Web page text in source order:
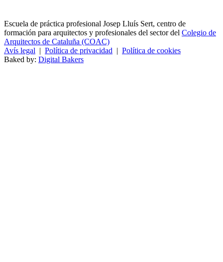
Escuela de práctica profesional Josep Lluís Sert, centro de
formación para arquitectos y profesionales del sector del Colegio de
Arquitectos de Cataluña (COAC)
Avís legal | Política de privacidad | Política de cookies
Baked by: Digital Bakers